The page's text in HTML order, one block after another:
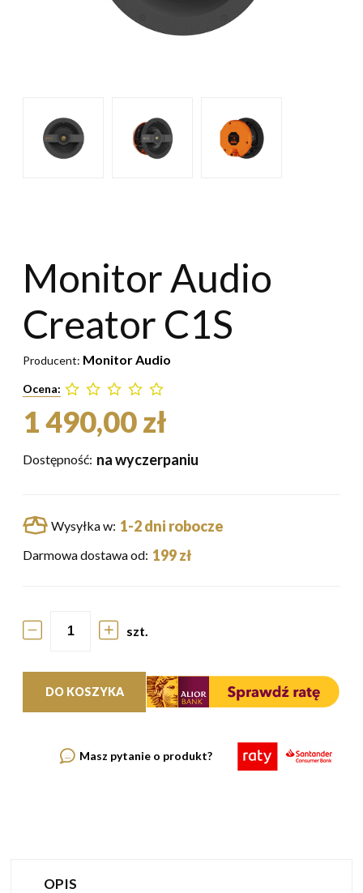
Monitor Audio
Creator C1S
Producent: Monitor Audio
Ocena:
1 490,00 zł
Dostępność: na wyczerpaniu
Wysyłka w: 1-2 dni robocze
Darmowa dostawa od: 199 zł
szt.
DO KOSZYKA
Masz pytanie o produkt?
OPIS